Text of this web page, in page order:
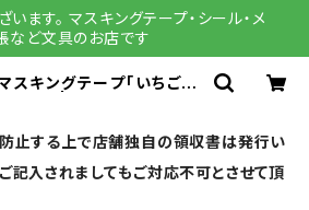
ます。 マスキングテープ・シール・メ
など文具のお店です
キングテープ「いちご大
止する上で店舗独自の領収書は発行い
記入されましてもご対応不可とさせて頂